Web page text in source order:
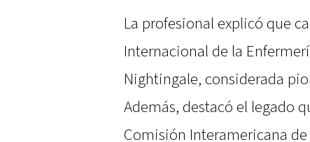
La profesional explicó que
Internacional de la
Nightingale, considerada
Además, destacó el legado
Comisión Interamericana